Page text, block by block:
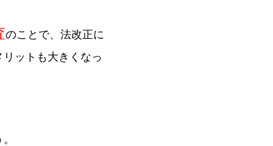
のことで、法改正に
ットも大きくなっ